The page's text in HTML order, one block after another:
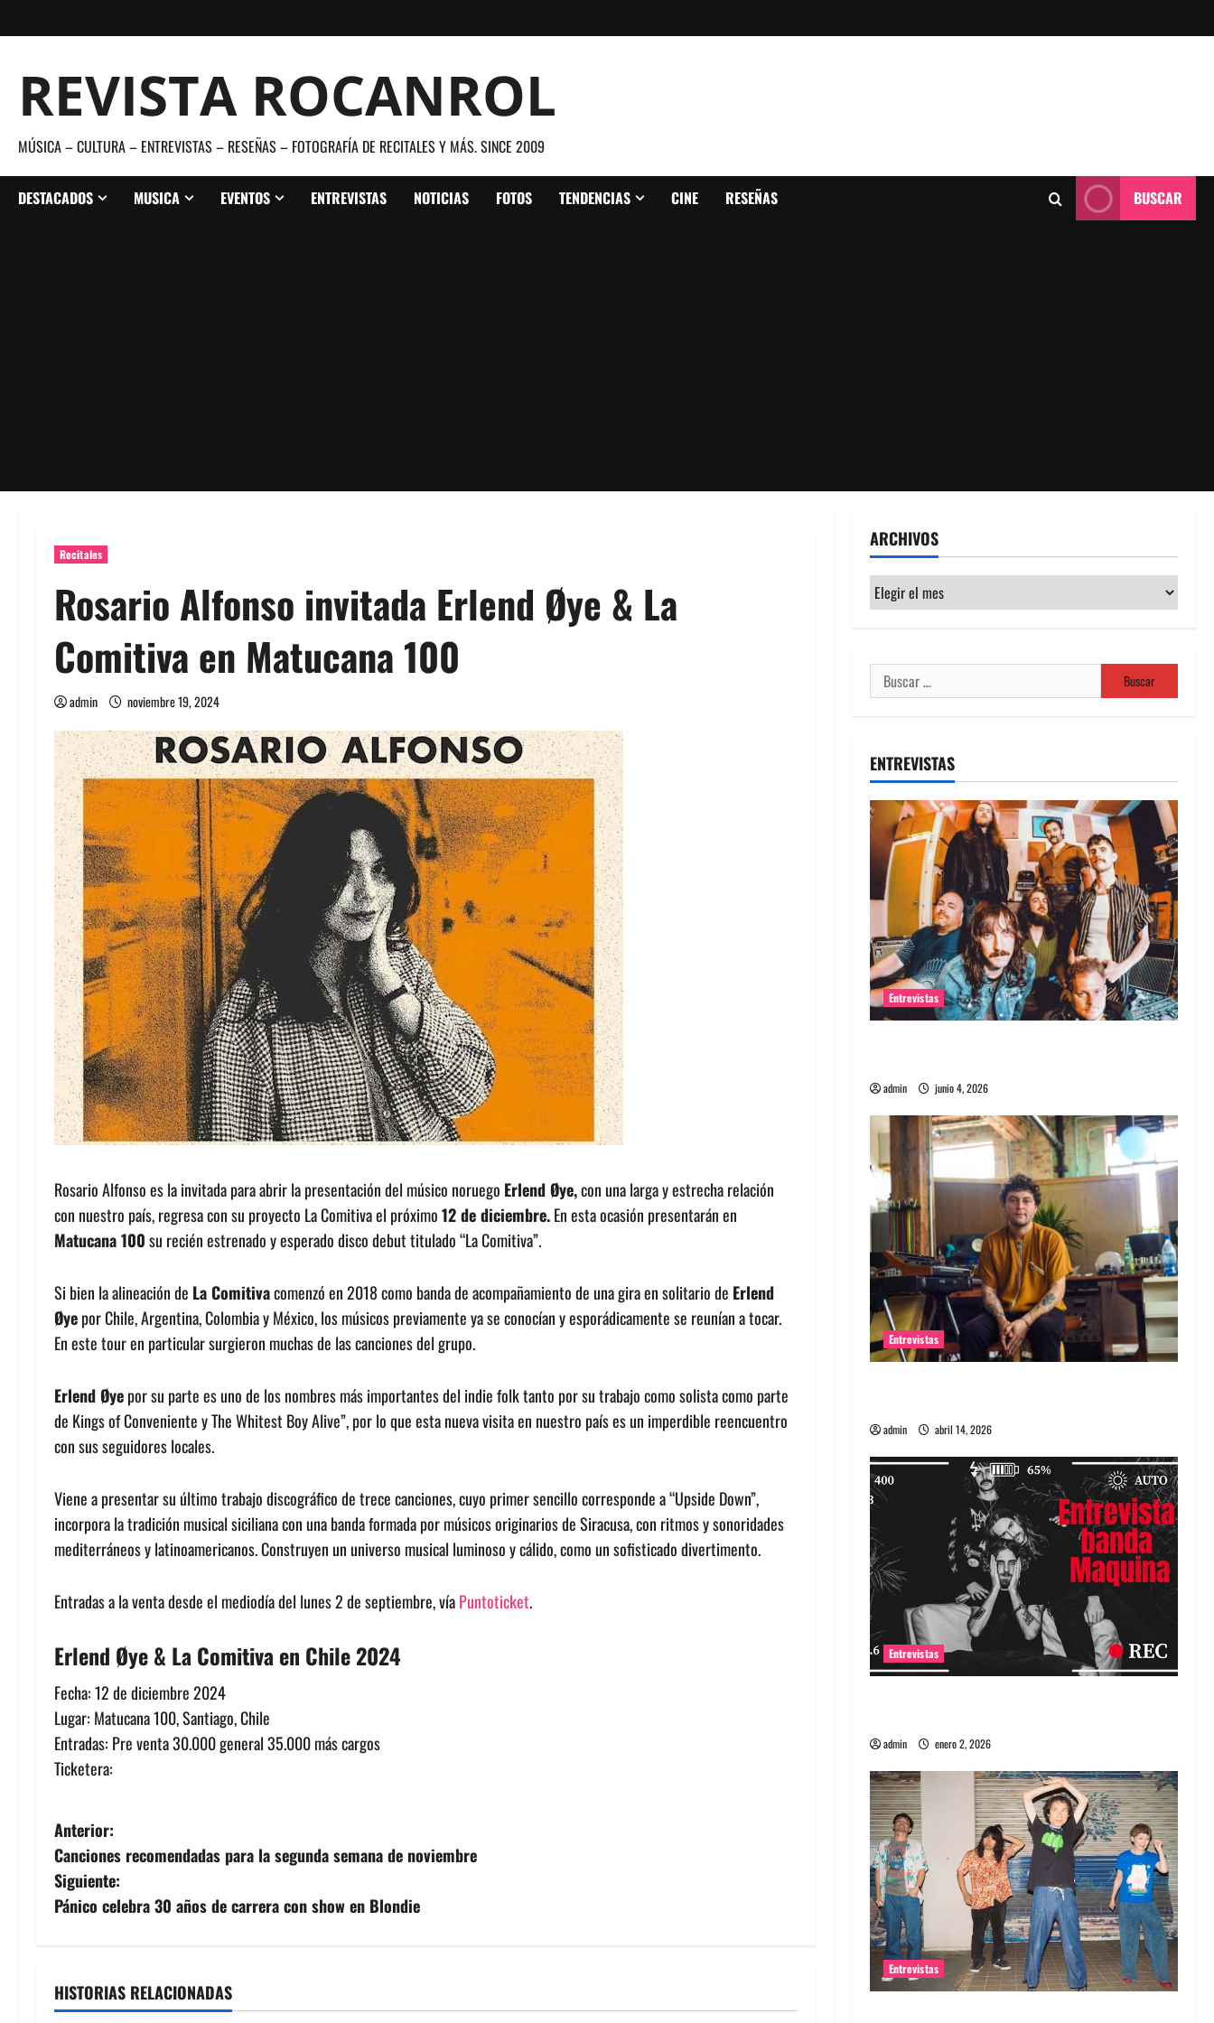
al
REVISTA ROCANROL
MÚSICA – CULTURA – ENTREVISTAS – RESEÑAS – FOTOGRAFÍA DE RECITALES Y MÁS. SINCE 2009
DESTACADOS MUSICA EVENTOS ENTREVISTAS NOTICIAS FOTOS TENDENCIAS CINE RESEÑAS BUSCAR
Recitales
Rosario Alfonso invitada Erlend Øye & La
Comitiva en Matucana 100
admin noviembre 19, 2024
Rosario Alfonso es la invitada para abrir la presentación del músico noruego Erlend Øye,con una larga y estrecha relación
con nuestro país, regresa con su proyecto La Comitiva el próximo12 de diciembre.En esta ocasión presentarán en
Matucana 100su recién estrenado y esperado disco debut titulado “La Comitiva”.
Si bien la alineación de La Comitivacomenzó en 2018 como banda de acompañamiento de una gira en solitario de Erlend
Øyepor Chile, Argentina, Colombia y México, los músicos previamente ya se conocían y esporádicamente se reunían a tocar.
En este tour en particular surgieron muchas de las canciones del grupo.
Erlend Øyepor su parte es uno de los nombres más importantes del indie folk tanto por su trabajo como solista como parte
de Kings of Conveniente y The Whitest Boy Alive”, por lo que esta nueva visita en nuestro país es un imperdible reencuentro
con sus seguidores locales.
Viene a presentar su último trabajo discográfico de trece canciones, cuyo primer sencillo corresponde a “Upside Down”,
incorpora la tradición musical siciliana con una banda formada por músicos originarios de Siracusa, con ritmos y sonoridades
mediterráneos y latinoamericanos. Construyen un universo musical luminoso y cálido, como un sofisticado divertimento.
Entradas a la venta desde el mediodía del lunes 2 de septiembre, víaPuntoticket.
Erlend Øye & La Comitiva en Chile 2024
Fecha: 12 de diciembre 2024
Lugar: Matucana 100, Santiago, Chile
Entradas: Pre venta 30.000 general 35.000 más cargos
Ticketera:
N
a
v
g
Anterior:
Canciones recomendadas para la segunda semana de noviembre
Siguiente:
Pánico celebra 30 años de carrera con show en Blondie
HISTORIAS RELACIONADAS
ARCHIVOS
Archivos
Buscar:
ENTREVISTAS
Entrevistas
admin junio 4, 2026
Entrevistas
admin abril 14, 2026
Entrevistas
admin enero 2, 2026
Entrevistas